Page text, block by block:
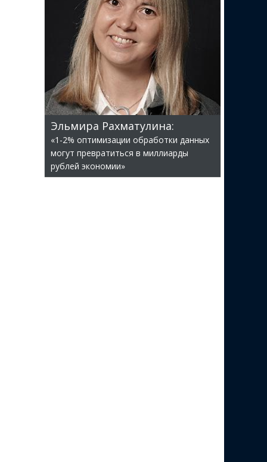
Эльмира Рахматулина:
«1-2% оптимизации обработки данных
могут превратиться в миллиарды
рублей экономии»